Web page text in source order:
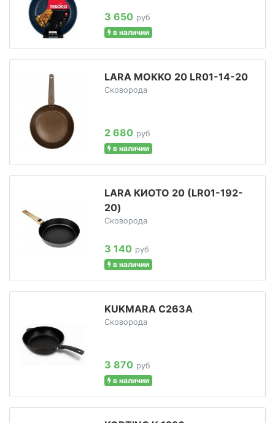
3 650 руб
в наличии
LARA MOKKO 20 LR01-14-20
Сковорода
2 680 руб
в наличии
LARA КИОТО 20 (LR01-192-
20)
Сковорода
3 140 руб
в наличии
KUKMARA С263А
Сковорода
3 870 руб
в наличии